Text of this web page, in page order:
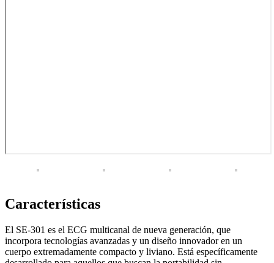
Características
El SE-301 es el ECG multicanal de nueva generación, que
incorpora tecnologías avanzadas y un diseño innovador en un
cuerpo extremadamente compacto y liviano. Está específicamente